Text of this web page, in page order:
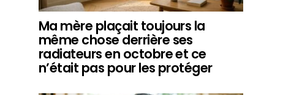
Ma mère plaçait toujours la
même chose derrière ses
radiateurs en octobre et ce
n’était pas pour les protéger